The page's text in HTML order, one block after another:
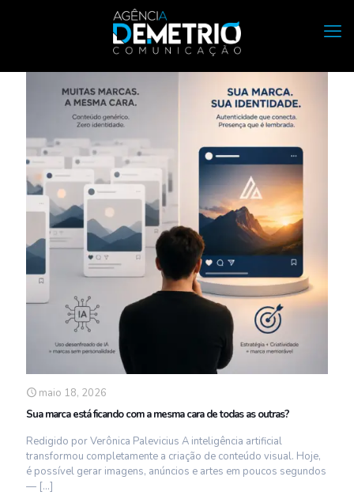
maio 18, 2026
Sua marca está ficando com a mesma cara de todas as outras?
Redigido por Verônica Palevicius A inteligência artificial
transformou completamente a criação de conteúdo visual. Hoje,
é possível gerar imagens, anúncios e artes em poucos segundos
— […]